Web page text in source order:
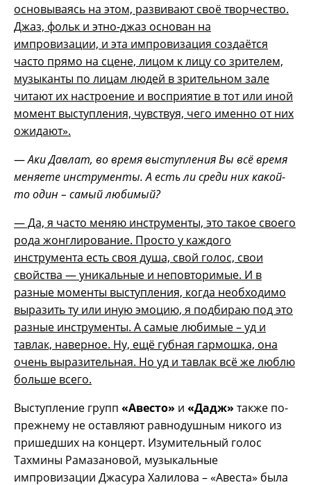
основываясь на этом, развивают своё творчество.
Джаз, фольк и этно-джаз основан на
импровизации, и эта импровизация создаётся
часто прямо на сцене, лицом к лицу со зрителем,
музыканты по лицам людей в зрительном зале
читают их настроение и восприятие в тот или иной
момент выступления, чувствуя, чего именно от них
ожидают».
—Аки Давлат, во время выступления Вы всё время
меняете инструменты. А есть ли среди них какой-
то один – самый любимый?
— Да, я часто меняю инструменты, это такое своего
рода жонглирование. Просто у каждого
инструмента есть своя душа, свой голос, свои
свойства — уникальные и неповторимые. И в
разные моменты выступления, когда необходимо
выразить ту или иную эмоцию, я подбираю под это
разные инструменты. А самые любимые – уд и
тавлак, наверное. Ну, ещё губная гармошка, она
очень выразительная. Но уд и тавлак всё же люблю
больше всего.
Выступление групп «Авесто» и «Дадж» также по-
прежнему не оставляют равнодушным никого из
пришедших на концерт. Изумительный голос
Тахмины Рамазановой, музыкальные
импровизации Джасура Халилова – «Авеста» была